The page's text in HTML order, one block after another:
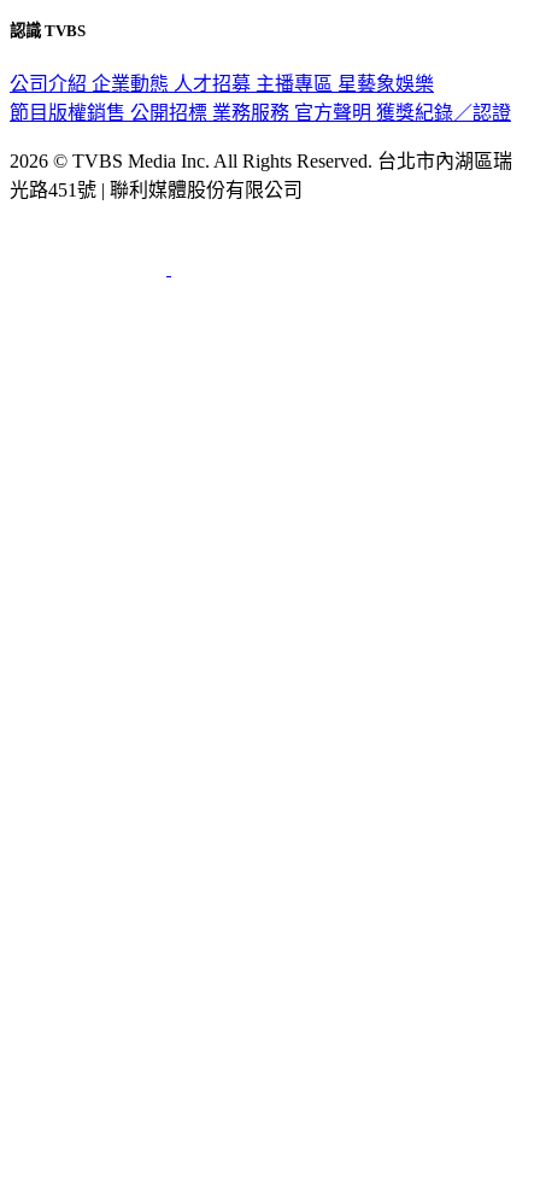
認識 TVBS
公司介紹 企業動態 人才招募 主播專區 星藝象娛樂
節目版權銷售 公開招標 業務服務 官方聲明 獲獎紀錄／認證
2026 © TVBS Media Inc. All Rights Reserved. 台北市內湖區瑞
光路451號 | 聯利媒體股份有限公司